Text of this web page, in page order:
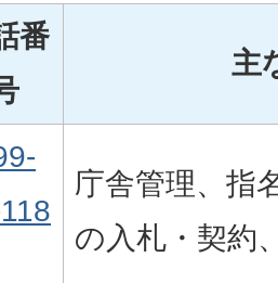
番
主
庁舎管理、指
の入札・契約